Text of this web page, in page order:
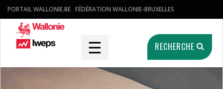
PORTAIL WALLONIE.BE FÉDÉRATION WALLONIE-BRUXELLES
☰ RECHERCHE